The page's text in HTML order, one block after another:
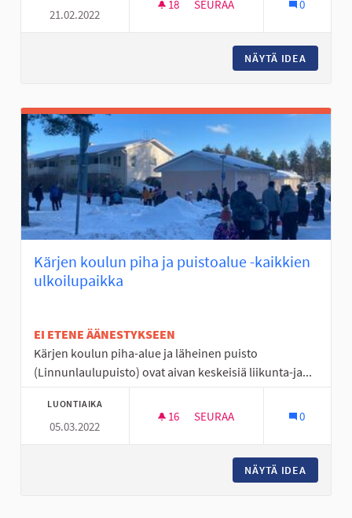
21.02.2022
18 18 SEURAAJAA
SEURAA 0
NÄYTÄ IDEA
Kärjen koulun piha ja puistoalue -kaikkien
ulkoilupaikka
EI ETENE ÄÄNESTYKSEEN
Kärjen koulun piha-alue ja läheinen puisto
(Linnunlaulupuisto) ovat aivan keskeisiä liikunta-ja...
LUONTIAIKA
05.03.2022
16 16 SEURAAJAA
SEURAA 0
NÄYTÄ IDEA